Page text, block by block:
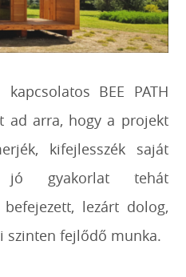
BEE PATH
ad arra, hogy a projekt
kifejlesszék saját
jó gyakorlat tehát
lezárt dolog,
szinten fejlődő munka.